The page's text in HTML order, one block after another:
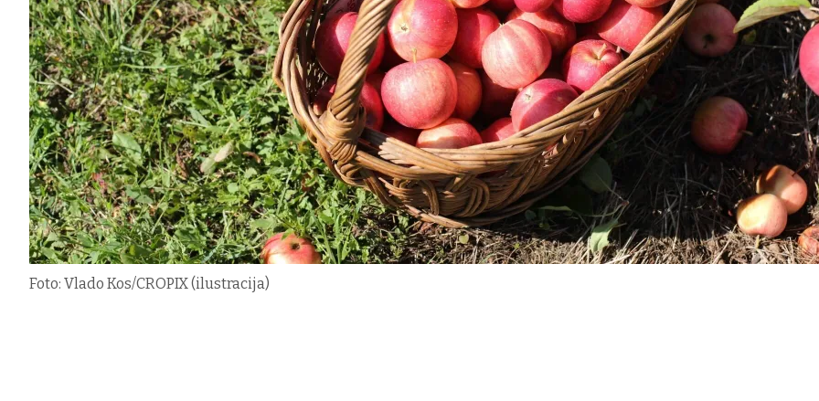
Foto: Vlado Kos/CROPIX (ilustracija)